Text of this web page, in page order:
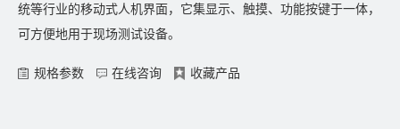
统等行业的移动式人机界面，它集显示、触摸、功能按键于一体，
可方便地用于现场测试设备。
规格参数 在线咨询 收藏产品